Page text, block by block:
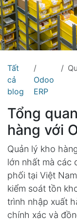
Tất
cả
blog
Odoo
ERP
Tổng
hàng với
Quản lý kho
lớn nhất mà các
phối tại Việt
kiểm soát tồn
trình nhập xuất
chính xác và